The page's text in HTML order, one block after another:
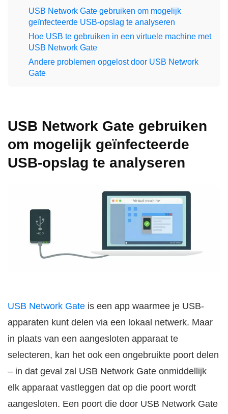
USB Network Gate gebruiken om mogelijk
geïnfecteerde USB-opslag te analyseren
Hoe USB te gebruiken in een virtuele machine met
USB Network Gate
Andere problemen opgelost door USB Network
Gate
USB Network Gate gebruiken
om mogelijk geïnfecteerde
USB-opslag te analyseren
USB Network Gate is een app waarmee je USB-
apparaten kunt delen via een lokaal netwerk. Maar
in plaats van een aangesloten apparaat te
selecteren, kan het ook een ongebruikte poort delen
– in dat geval zal USB Network Gate onmiddellijk
elk apparaat vastleggen dat op die poort wordt
aangesloten. Een poort die door USB Network Gate